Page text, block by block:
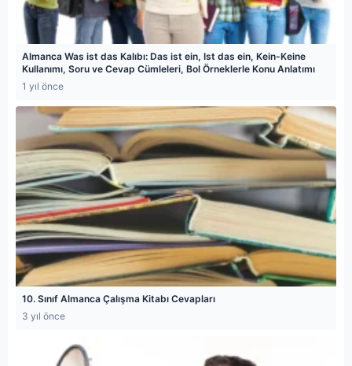
Almanca Was ist das Kalıbı: Das ist ein, Ist das ein, Kein-Keine
Kullanımı, Soru ve Cevap Cümleleri, Bol Örneklerle Konu Anlatımı
1 yıl önce
10. Sınıf Almanca Çalışma Kitabı Cevapları
3 yıl önce